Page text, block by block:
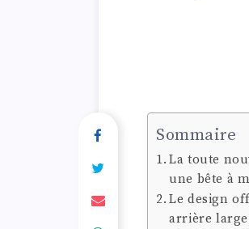
Sommaire
La toute
une bête à
Le design
arrière